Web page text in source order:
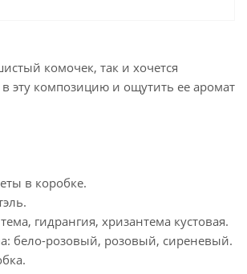
комочек, так и хочется
эту композицию и ощутить ее аромат
в коробке.
гидрангия, хризантема кустовая.
бело-розовый, розовый, сиреневый.